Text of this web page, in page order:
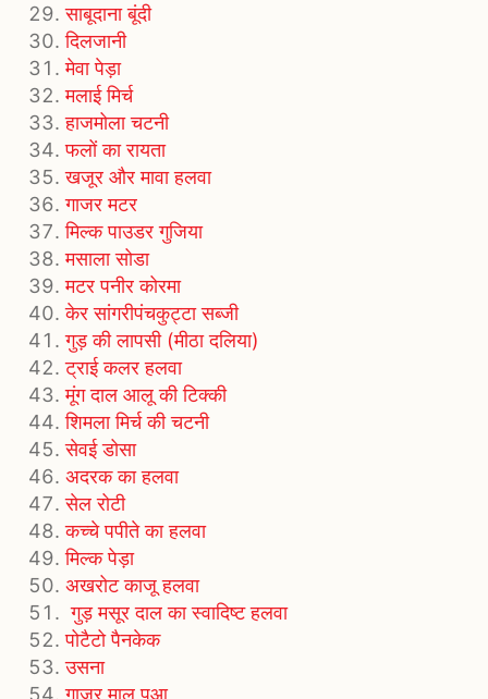
साबूदाना बूंदी
दिलजानी
मेवा पेड़ा
मलाई मिर्च
हाजमोला चटनी
फलों का रायता
खजूर और मावा हलवा
गाजर मटर
मिल्क पाउडर गुजिया
मसाला सोडा
मटर पनीर कोरमा
केर सांगरीपंचकुट्टा सब्जी
गुड़ की लापसी (मीठा दलिया)
ट्राई कलर हलवा
मूंग दाल आलू की टिक्की
शिमला मिर्च की चटनी
सेवई डोसा
अदरक का हलवा
सेल रोटी
कच्चे पपीते का हलवा
मिल्क पेड़ा
अखरोट काजू हलवा
गुड़ मसूर दाल का स्वादिष्ट हलवा
पोटैटो पैनकेक
उसना
गाजर माल पुआ